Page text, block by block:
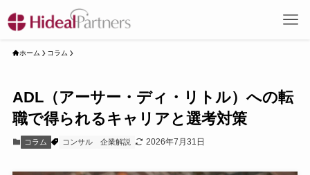
ホーム コラム
ADL（アーサー・ディ・リトル）への転
職で得られるキャリアと選考対策
コラム コンサル 企業解説 2026年7月31日